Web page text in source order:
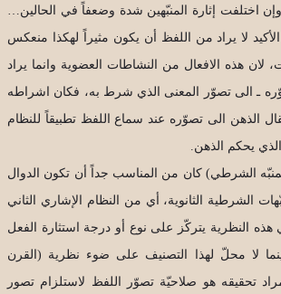
اختلفت إثارة المنبّهين شدة وضعفاً في الحالين…
لا يراد من اللفظ أن يكون مثيراً لهكذا منعكس
لان هذه الافعال من النشاطات العضوية وانما يراد
ـ الى تصوّر المعنى الذي شرط به، فكان اشراطه
الذهن الى تصوّره عند سماع اللفظ تطبيقاً للنظام
الذي يحكم الذهن.
الشرطي) كان من المناسب جداً أن تكون الدوال
الشرطية الثانوية، أي من النظام الإشاري الثاني
النظرية يتركّز على نوع أو درجة استثارة الفعل
لا محلّ لهذا التصنيف على ضوء نظرية (القرن
تحقيقه هو صلاحيّة تصوّر اللفظ لاستلزام تصور